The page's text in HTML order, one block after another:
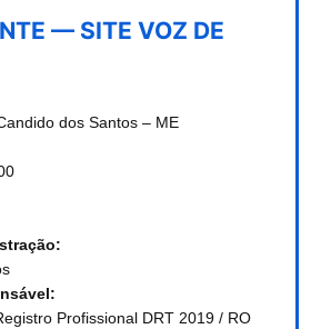
— SITE VOZ DE
dos Santos – ME
Profissional DRT 2019 / RO